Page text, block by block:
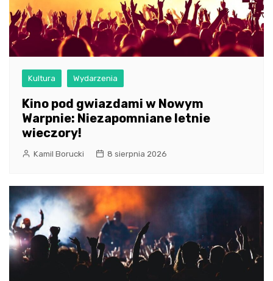
Kultura Wydarzenia
Kino pod gwiazdami w Nowym
Warpnie: Niezapomniane letnie
wieczory!
Kamil Borucki 8 sierpnia 2026